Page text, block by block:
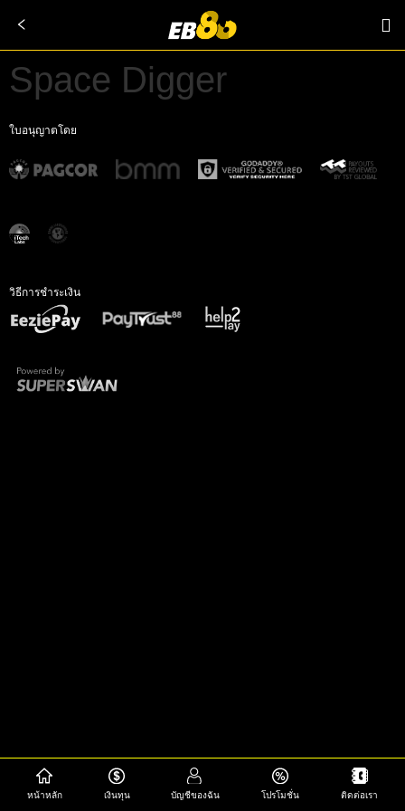
หน้าหลัก เงินทุน บัญชีของฉัน โปรโมชั่น ติดต่อเรา
Space Digger
ใบอนุญาตโดย
วิธีการชำระเงิน